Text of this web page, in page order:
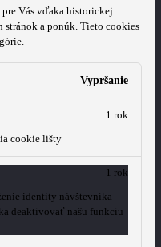
Vás vďaka historickej
stránok a ponúk. Tieto cookies
Vypršanie
cookie lišty
1 rok
identity návštevníka
deaktivovať našu funkciu
1 rok